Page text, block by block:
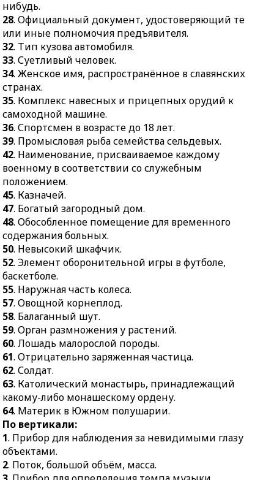
славянских странах.
35.Комплекс навесных и
прицепных орудий к
самоходной машине.
36.Спортсмен в
возрасте до 18 лет.
39.Промысловая рыба
семейства сельдевых.
42.Наименование,
присваиваемое каждому
военному в
соответствии со
служебным
положением.
45.Казначей.
47.Богатый загородный
дом.
48.Обособленное
помещение для
временного содержания
больных.
50.Невысокий шкафчик.
52.Элемент
оборонительной игры в
футболе, баскетболе.
55.Наружная часть
колеса.
57.Овощной корнеплод.
58.Балаганный шут.
59.Орган размножения у
растений.
25.Косвенный налог,
преимущественно на
потребления.
теста из дрожжей и
муки.
27.Доказательство
невиновности
обвиняемого.
30. Знак переноса.
обмена или продажи.
Выпуклая плоская
замкнутая кривая.
38.Длинная узкая
40. Предмет изучения
энологии.
41.Лечение вдыханием
лекарственных веществ.
43.Лицо, законно
уполномоченное
нибудь.
28. Официальный документ, удостоверяющий те
или иные полномочия предъявителя.
32. Тип кузова автомобиля.
33. Суетливый человек.
34. Женское имя, распространённое в славянских
странах.
35. Комплекс навесных и прицепных орудий к
самоходной машине.
36. Спортсмен в возрасте до 18 лет.
39. Промысловая рыба семейства сельдевых.
42. Наименование, присваиваемое каждому
военному в соответствии со служебным
положением.
45. Казначей.
47. Богатый загородный дом.
48. Обособленное помещение для временного
содержания больных.
50. Невысокий шкафчик.
52. Элемент оборонительной игры в футболе,
баскетболе.
55. Наружная часть колеса.
57. Овощной корнеплод.
58. Балаганный шут.
59. Орган размножения у растений.
60. Лошадь малорослой породы.
61. Отрицательно заряженная частица.
62. Солдат.
63. Католический монастырь, принадлежащий
какому-либо монашескому ордену.
64. Материк в Южном полушарии.
По вертикали:
1. Прибор для наблюдения за невидимыми глазу
объектами.
2. Поток, большой объём, масса.